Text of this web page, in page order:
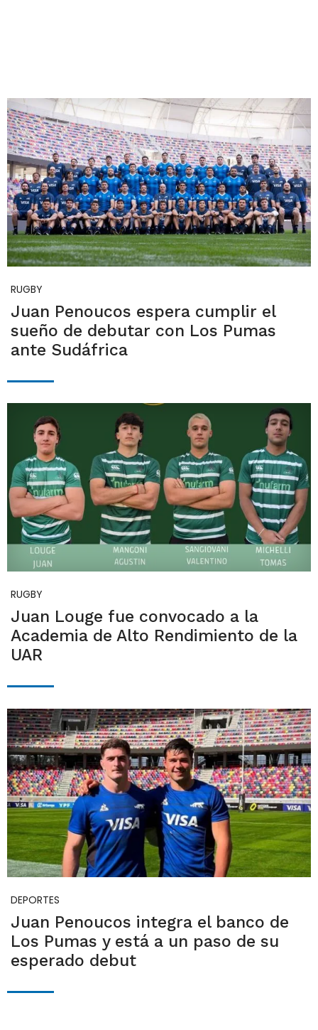
RUGBY
Juan Penoucos espera cumplir el
sueño de debutar con Los Pumas
ante Sudáfrica
RUGBY
Juan Louge fue convocado a la
Academia de Alto Rendimiento de la
UAR
DEPORTES
Juan Penoucos integra el banco de
Los Pumas y está a un paso de su
esperado debut